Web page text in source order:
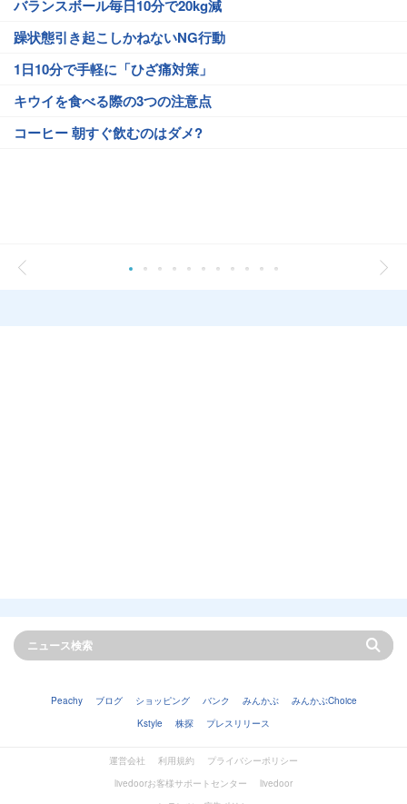
バランスボール毎日10分で20kg減
躁状態引き起こしかねないNG行動
1日10分で手軽に「ひざ痛対策」
キウイを食べる際の3つの注意点
コーヒー 朝すぐ飲むのはダメ?
Peachy ブログ ショッピング バンク みんかぶ
みんかぶChoice
Kstyle
株探 プレスリリース
運営会社 利用規約
プライバシーポリシー
livedoorお客様サポートセンター
livedoor